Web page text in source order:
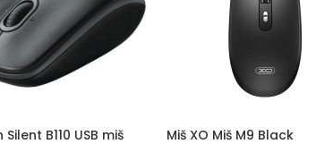
B110 USB miš Miš XO Miš M9 Black